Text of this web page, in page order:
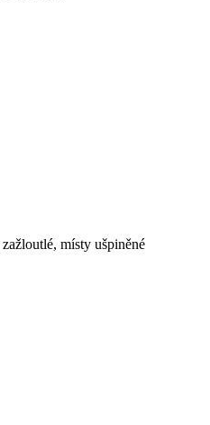
místy ušpiněné